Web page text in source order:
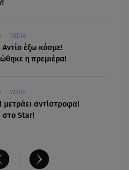
προσβολή ήταν το
μου συνέβη»
MEDIA
Αντίο έξω κόσμε!
η πρεμιέρα!
MEDIA
μετράει αντίστροφα!
στο Star!